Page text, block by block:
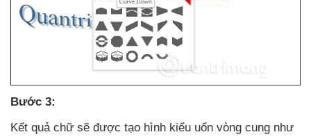
Bước 3:
Kết quả chữ sẽ được tạo hình kiểu uốn vòng cung như